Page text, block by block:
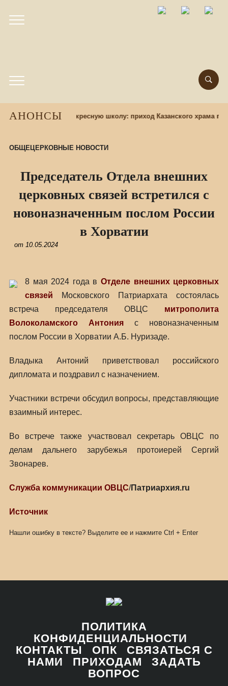
АНОНСЫ
Набор учащихся в воскресную школу: приход Казанского храма
ОБЩЕЦЕРКОВНЫЕ НОВОСТИ
Председатель Отдела внешних
церковных связей встретился с
новоназначенным послом России
в Хорватии
от 10.05.2024
8 мая 2024 года в Отделе внешних церковных
связей Московского Патриархата состоялась
встреча председателя ОВЦС митрополита
Волоколамского Антонияс новоназначенным
послом России в Хорватии А.Б. Нуризаде.
Владыка Антоний приветствовал российского
дипломата и поздравил с назначением.
Участники встречи обсудил вопросы, представляющие
взаимный интерес.
Во встрече также участвовал секретарь ОВЦС по
делам дальнего зарубежья протоиерей Сергий
Звонарев.
Служба коммуникации ОВЦС/Патриархия.ru
Источник
Нашли ошибку в тексте? Выделите ее и нажмите Ctrl + Enter
ПОЛИТИКА
КОНФИДЕНЦИАЛЬНОСТИ
КОНТАКТЫ
ОПК
СВЯЗАТЬСЯ С
НАМИ
ПРИХОДАМ
ЗАДАТЬ
ВОПРОС